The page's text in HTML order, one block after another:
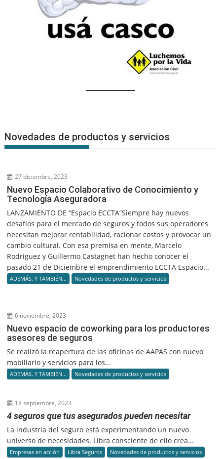
Novedades de productos y servicios
27 diciembre, 2023
Nuevo Espacio Colaborativo de Conocimiento y
Tecnología Aseguradora
LANZAMIENTO DE “Espacio ECCTA”Siempre hay nuevos
desafíos para el mercado de seguros y todos sus operadores
necesitan mejorar rentabilidad, racionar costos y provocar un
cambio cultural. Con esa premisa en mente, Marcelo
Rodriguez y Guillermo Castagnet han hecho conocer el
pasado 21 de Diciembre el emprendimiento ECCTA Espacio...
ADEMÁS. Y TAMBIÉN... Novedades de productos y servicios
6 noviembre, 2023
Nuevo espacio de coworking para los productores
asesores de seguros
Se realizó la reapertura de las oficinas de AAPAS con nuevo
mobiliario y servicios para los...
ADEMÁS. Y TAMBIÉN... Novedades de productos y servicios
18 septiembre, 2023
4 seguros que tus asegurados pueden necesitar
La industria del seguro está experimentando un nuevo
universo de necesidades. Libra consciente de ello crea...
Empresas en acción Libra Seguros Novedades de productos y servicios